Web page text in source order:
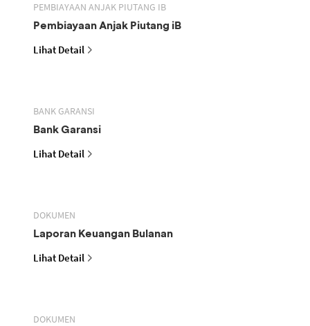
PEMBIAYAAN ANJAK PIUTANG IB
Pembiayaan Anjak Piutang iB
Lihat Detail
BANK GARANSI
Bank Garansi
Lihat Detail
DOKUMEN
Laporan Keuangan Bulanan
Lihat Detail
DOKUMEN